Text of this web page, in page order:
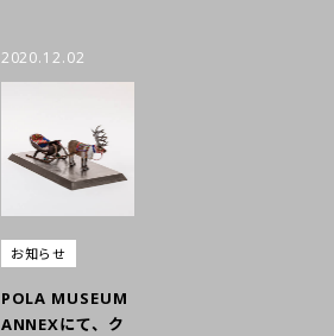
2020.12.02
お知らせ
POLA MUSEUM
ANNEXにて、ク